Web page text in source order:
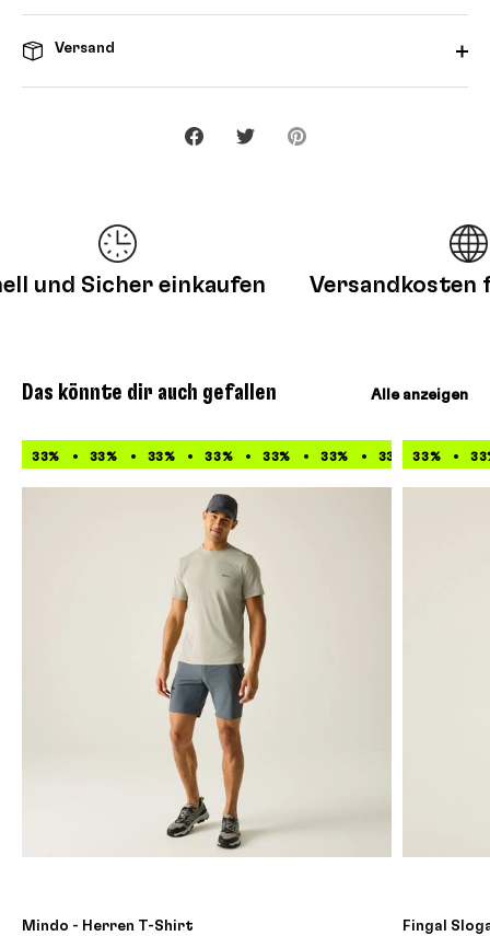
Versand
Teilen TwitternPinnen
und Sicher einkaufen Versandkosten
Das könnte dir auch gefallen Alle anzeigen
33% 33% 33% 33% 33% 33% 33% 33%
Mindo - Herren T-Shirt
33%
Fingal